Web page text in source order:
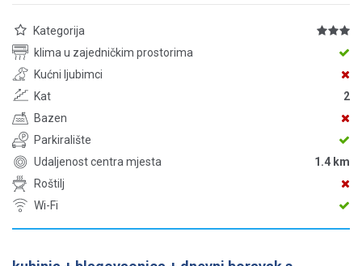
Kategorija
klima u zajedničkim prostorima
Kućni ljubimci
Kat
2
Bazen
Parkiralište
Udaljenost centra mjesta
1.4 km
Roštilj
Wi-Fi